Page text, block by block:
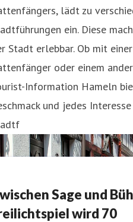
lädt zu
ein. Diese
Stadt erlebbar. Ob mit
oder einem
Information Hameln
und jedes
Sage und
wird 70